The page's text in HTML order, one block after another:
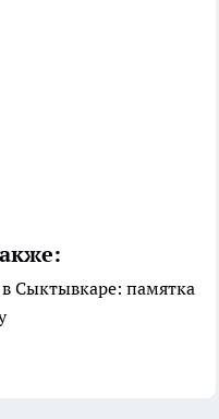
Сыктывкаре: памятка